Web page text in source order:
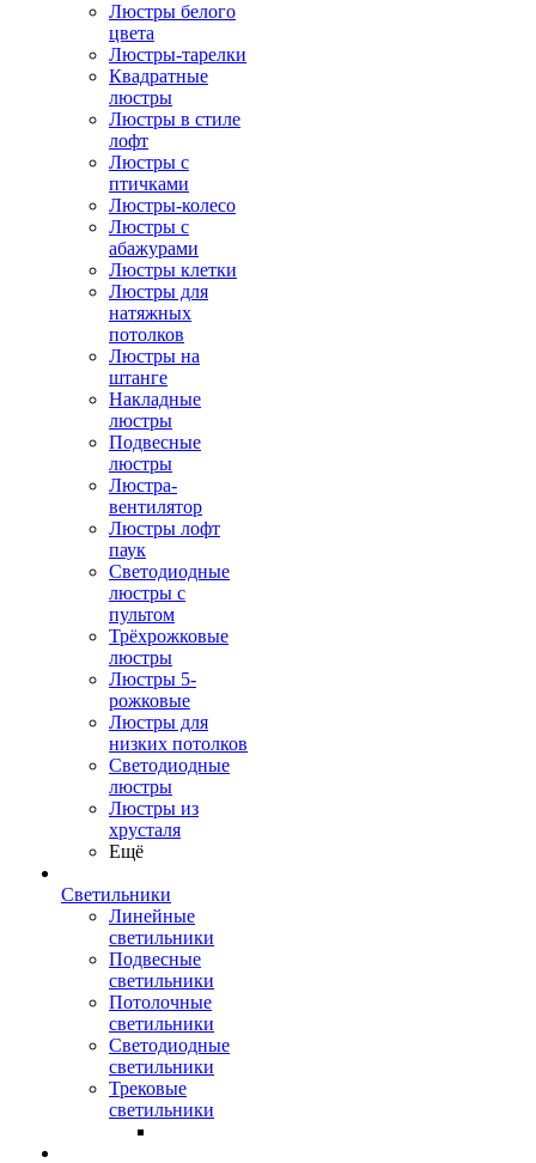
Люстры белого
цвета
Люстры-тарелки
Квадратные
люстры
Люстры в стиле
лофт
Люстры с
птичками
Люстры-колесо
Люстры с
абажурами
Люстры клетки
Люстры для
натяжных
потолков
Люстры на
штанге
Накладные
люстры
Подвесные
люстры
Люстра-
вентилятор
Люстры лофт
паук
Светодиодные
люстры с
пультом
Трёхрожковые
люстры
Люстры 5-
рожковые
Люстры для
низких потолков
Cветодиодные
люстры
Люстры из
хрусталя
Ещё
Светильники
Линейные
светильники
Подвесные
светильники
Потолочные
светильники
Светодиодные
светильники
Трековые
светильники